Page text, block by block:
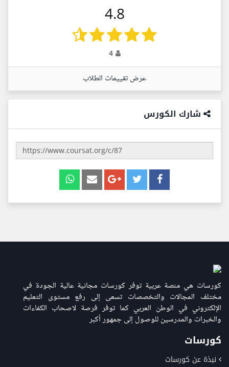
4.8
4
عرض تقييمات الطلاب
شارك الكورس
كورسات هي منصة عربية توفر كورسات مجانية عالية الجودة في
مختلف المجالات والتخصصات تسعى إلى رفع مستوى التعليم
الإلكتروني في الوطن العربي كما توفر فرصة لاصحاب الكفاءات
والخبرات والمدرسين للوصول إلى جمهور أكبر
كورسات
نبذة عن كورسات